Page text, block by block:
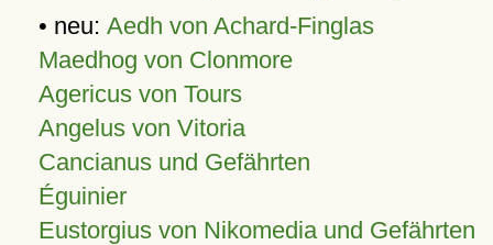
• neu: Aedh von Achard-Finglas
Maedhog von Clonmore
Agericus von Tours
Angelus von Vitoria
Cancianus und Gefährten
Éguinier
Eustorgius von Nikomedia und Gefährten